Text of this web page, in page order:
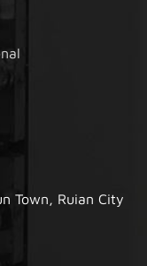
Town, Ruian City